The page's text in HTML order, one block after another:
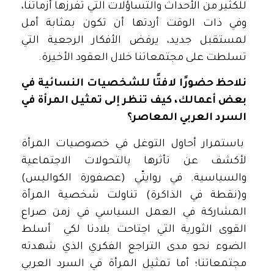
للكثير من الأحداث والتساؤلات التي تفرزها أزماتنا،
وفي ذات الوقت أردتها أن تكون بمثابة أمل
لمستقبل جديد، يرفض الأفكار الرجعية التي
تسلطت على مجتمعاتنا خلال العقود الأخيرة.
نلاحظ حضورًا لافتًا للشخصيات النسائية في
بعض أعمالك، كيف تنظر إلى تمثيل المرأة في
السرد العربي المعاصر؟
باستمرار أحاول التوغل في خصوصيات المرأة
لأكشف عن تأثرها بالتحولات الاجتماعية
والسياسية. في روايتّي (عصفورة الكواليس)
و(نقطة في الذاكرة) تناولت شخصية المرأة
المشاركة في العمل السياسي في زمن صراع
القوى الثورية التي اجتاحت بلادنا لكي أسلط
الضوء نحو مدى التراجع الفكري الذي شهدته
مجتمعاتنا؛ أما تمثيل المرأة في السرد العربي